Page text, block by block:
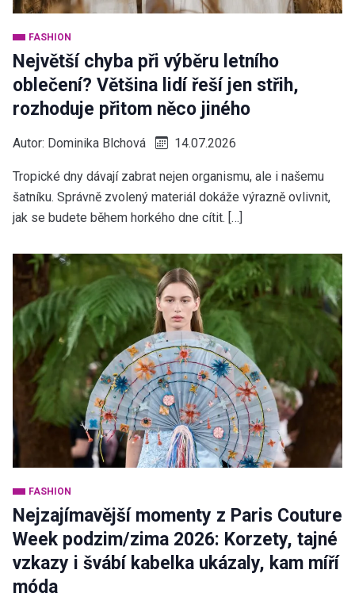
FASHION
Největší chyba při výběru letního
oblečení? Většina lidí řeší jen střih,
rozhoduje přitom něco jiného
Autor: Dominika Blchová 14.07.2026
Tropické dny dávají zabrat nejen organismu, ale i našemu
šatníku. Správně zvolený materiál dokáže výrazně ovlivnit,
jak se budete během horkého dne cítit. […]
FASHION
Nejzajímavější momenty z Paris Couture
Week podzim/zima 2026: Korzety, tajné
vzkazy i švábí kabelka ukázaly, kam míří
móda